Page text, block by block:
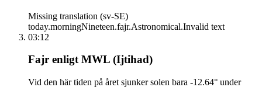
Missing translation (sv-SE)
today.morningNineteen.fajr.Astronomical.Invalid text
03:12
Fajr enligt MWL (Ijtihad)
Vid den här tiden på året sjunker solen bara -12.64° under